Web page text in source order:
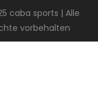
caba sports | Alle
vorbehalten